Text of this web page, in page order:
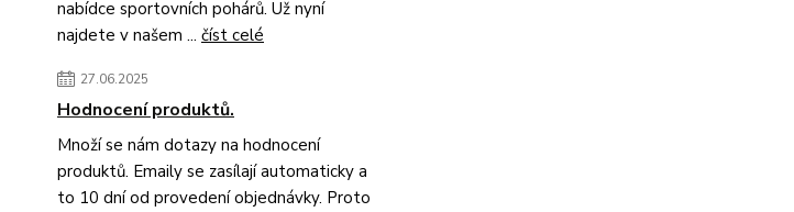
nabídce sportovních pohárů. Už nyní
najdete v našem ... číst celé
27.06.2025
Hodnocení produktů.
Množí se nám dotazy na hodnocení
produktů. Emaily se zasílají automaticky a
to 10 dní od provedení objednávky. Proto